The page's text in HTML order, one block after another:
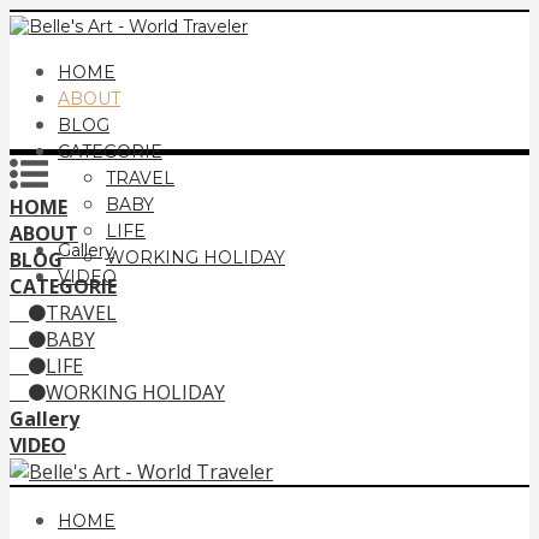
HOME
ABOUT
BLOG
CATEGORIE
TRAVEL
BABY
LIFE
WORKING HOLIDAY
Gallery
VIDEO
HOME
ABOUT
BLOG
CATEGORIE
TRAVEL
BABY
LIFE
WORKING HOLIDAY
Gallery
VIDEO
HOME